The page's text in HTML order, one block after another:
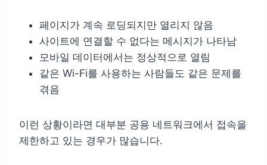
페이지가 계속 로딩되지만 열리지 않음
사이트에 연결할 수 없다는 메시지가 나타남
모바일 데이터에서는 정상적으로 열림
같은 Wi-Fi를 사용하는 사람들도 같은 문제를
겪음
이런 상황이라면 대부분 공용 네트워크에서 접속을
제한하고 있는 경우가 많습니다.